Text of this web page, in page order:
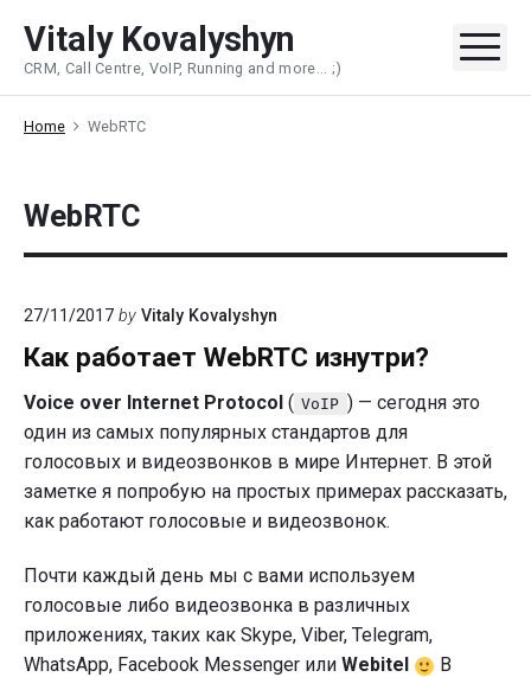
content
Vitaly Kovalyshyn
CRM, Call Centre, VoIP, Running and more... ;)
Home WebRTC
WebRTC
27/11/2017 by Vitaly Kovalyshyn
Как работает WebRTC изнутри?
Voice over Internet Protocol ( VoIP ) — сегодня это
один из самых популярных стандартов для
голосовых и видеозвонков в мире Интернет. В этой
заметке я попробую на простых примерах рассказать,
как работают голосовые и видеозвонок.
Почти каждый день мы с вами используем
голосовые либо видеозвонка в различных
приложениях, таких как Skype, Viber, Telegram,
WhatsApp, Facebook Messenger или Webitel
В